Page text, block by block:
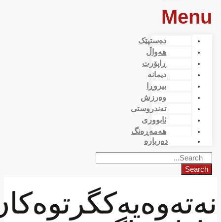
دەستپێک
هەواڵ
ڕاپۆرت
دیمانە
بیروڕا
وەرزش
تەندروستی
ئابووری
هەمەڕەنگ
دەربارە
Search